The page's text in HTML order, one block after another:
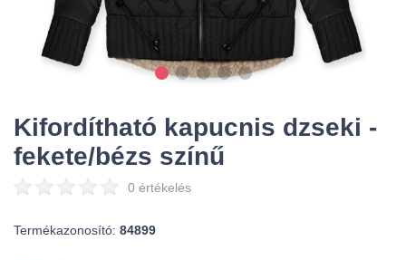
Kifordítható kapucnis dzseki -
fekete/bézs színű
0 értékelés
Termékazonosító: 84899